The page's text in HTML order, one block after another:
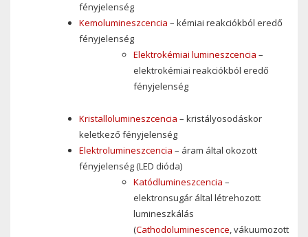
fényjelenség
Kemolumineszcencia – kémiai reakciókból eredő
fényjelenség
Elektrokémiai lumineszcencia –
elektrokémiai reakciókból eredő
fényjelenség
Kristallolumineszcencia – kristályosodáskor
keletkező fényjelenség
Elektrolumineszcencia – áram által okozott
fényjelenség (LED dióda)
Katódlumineszcencia –
elektronsugár által létrehozott
lumineszkálás
(Cathodoluminescence, vákuumozott